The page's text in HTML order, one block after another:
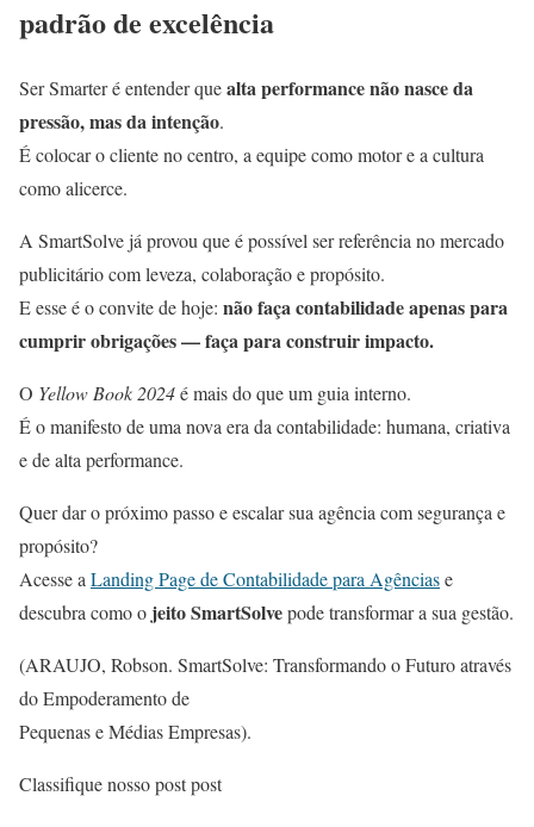
padrão de excelência
Ser Smarter é entender quealta performance não nasce da
pressão, mas da intenção.
É colocar o cliente no centro, a equipe como motor e a cultura
como alicerce.
A SmartSolve já provou que é possível ser referência no mercado
publicitário com leveza, colaboração e propósito.
E esse é o convite de hoje: não faça contabilidade apenas para
cumprir obrigações — faça para construir impacto.
O Yellow Book 2024é mais do que um guia interno.
É o manifesto de uma nova era da contabilidade: humana, criativa
e de alta performance.
Quer dar o próximo passo e escalar sua agência com segurança e
propósito?
Acesse a Landing Page de Contabilidade para Agênciase
descubra como o jeito SmartSolvepode transformar a sua gestão.
(ARAUJO, Robson. SmartSolve: Transformando o Futuro através
do Empoderamento de
Pequenas e Médias Empresas).
Classifique nosso post post